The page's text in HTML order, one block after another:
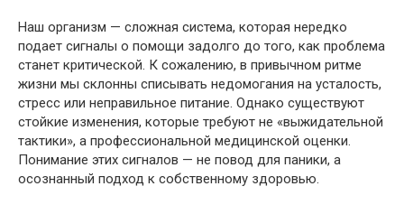
Наш организм — сложная система, которая нередко
подает сигналы о помощи задолго до того, как проблема
станет критической. К сожалению, в привычном ритме
жизни мы склонны списывать недомогания на усталость,
стресс или неправильное питание. Однако существуют
стойкие изменения, которые требуют не «выжидательной
тактики», а профессиональной медицинской оценки.
Понимание этих сигналов — не повод для паники, а
осознанный подход к собственному здоровью.